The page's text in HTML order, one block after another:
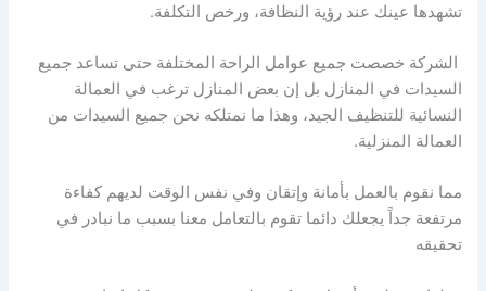
تشهدها عينك عند رؤية النظافة، ورخص التكلفة.
الشركة خصصت جميع عوامل الراحة المختلفة حتى تساعد جميع
السيدات في المنازل بل إن بعض المنازل ترغب في العمالة
النسائية للتنظيف الجيد، وهذا ما نمتلكه نحن جميع السيدات من
العمالة المنزلية.
مما نقوم بالعمل بأمانة وإتقان وفي نفس الوقت لديهم كفاءة
مرتفعة جداً يجعلك دائما تقوم بالتعامل معنا بسبب ما نبادر في
تحقيقه